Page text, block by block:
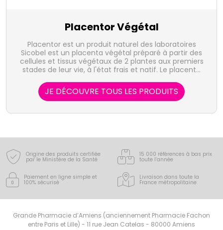
Placentor Végétal
Placentor est un produit naturel des laboratoires
Sicobel est un placenta végétal préparé à partir des
cellules et tissus végétaux de 2 plantes aux premiers
stades de leur vie, à l'état frais et natif. Le placenta
alimentant le fruit pendant sa croissance.
JE DÉCOUVRE TOUS LES PRODUITS
Origine des produits certifiée
par le Ministère de la Santé
15 000 références à bas prix
toute l’année
Paiement en ligne simple et
100% sécurisé
Livraison dans toute la
France métropolitaine
Grande Pharmacie d’Amiens (anciennement Pharmacie Fachon
entre Paris et Lille) - 11 rue Jean Catelas - 80000 Amiens